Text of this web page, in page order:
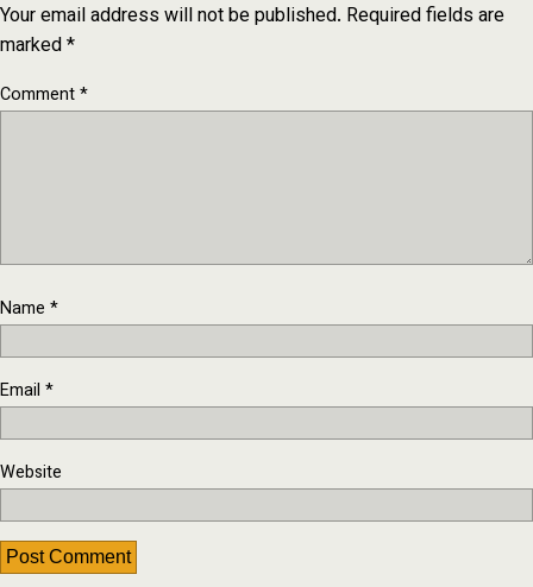
Your email address will not be published. Required fields are
marked*
Comment*
Name *
Email *
Website